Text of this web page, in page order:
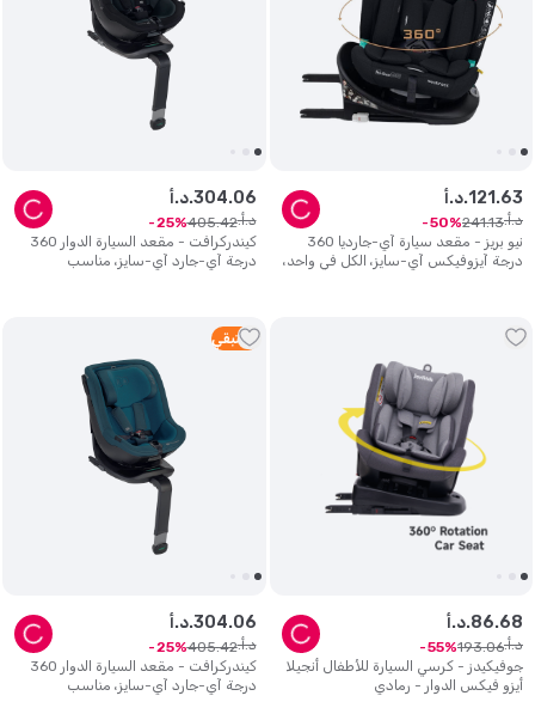
نيو بريز - مقعد سيارة آي-جارديا 360
درجة آيزوفيكس آي-سايز، الكل في واحد،
د.أ.121 .63
د.أ. 241.13
50
كيندركرافت - مقعد السيارة الدوار 360
درجة آي-جارد آي-سايز، مناسب
د.أ.304.06
د.أ. 405.42
25
جوفيكيدز - كرسي السيارة للأطفال أنجيلا
أيزو فيكس الدوار - رمادي
د.أ.86.68
د.أ. 193.06
55
1 متبقي
كيندركرافت - مقعد السيارة الدوار 360
درجة آي-جارد آي-سايز، مناسب
د.أ.304.06
د.أ. 405.42
25